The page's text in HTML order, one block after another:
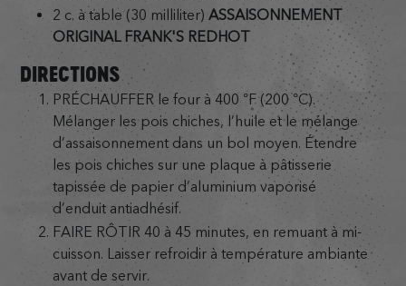
2 c. à table (30 milliliter) ASSAISONNEMENT
ORIGINAL FRANK'S REDHOT
DIRECTIONS
PRÉCHAUFFER le four à 400 °F (200 °C).
Mélanger les pois chiches, l’huile et le mélange
d’assaisonnement dans un bol moyen. Étendre
les pois chiches sur une plaque à pâtisserie
tapissée de papier d’aluminium vaporisé
d’enduit antiadhésif.
FAIRE RÔTIR 40 à 45 minutes, en remuant à mi-
cuisson. Laisser refroidir à température ambiante
avant de servir.